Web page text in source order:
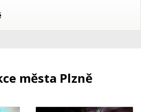
města Plzně